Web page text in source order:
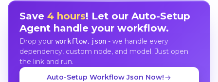
Save 4 hours! Let our Auto-Setup
Agent handle your workflow.
Drop your workflow.json- we handle every
dependency, custom node, and model. Just open
the link and run.
Auto-Setup Workflow Json Now!